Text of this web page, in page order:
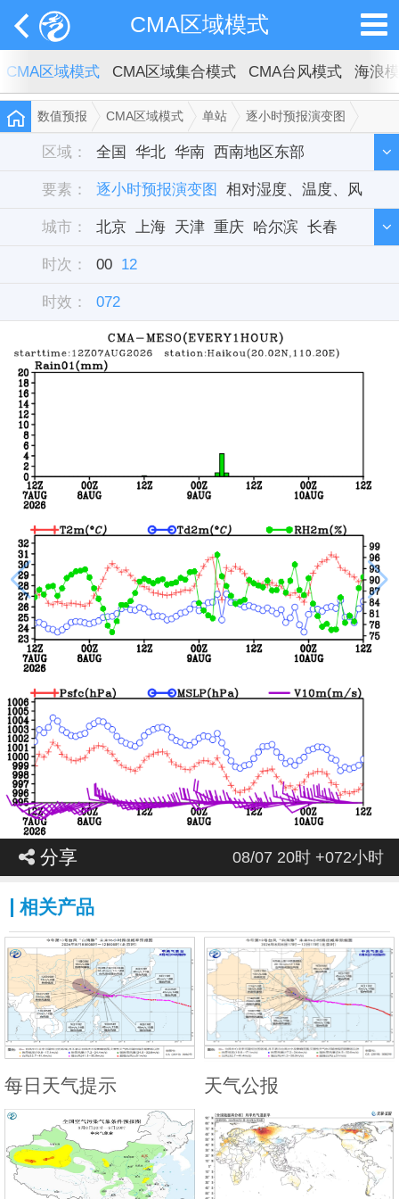
CMA区域模式
CMA区域模式 CMA区域集合模式 CMA台风模式 海浪
数值预报 CMA区域模式 单站 逐小时预报演变图
海口
区域： 全国 华北 华南 西南地区东部
西北地区东部 东北 华中 西藏 新疆
华东 单站
要素： 逐小时预报演变图 相对湿度、温度、风
城市： 北京 上海 天津 重庆 哈尔滨 长春
沈阳 呼和浩特
西宁
武汉 长沙 南京 成都 贵阳
拉萨 杭州 南昌 广州 福州 台北 海口
时次： 00 12
时效： 072
分享 08/07 20时 +072小时
相关产品
每日天气提示 天气公报